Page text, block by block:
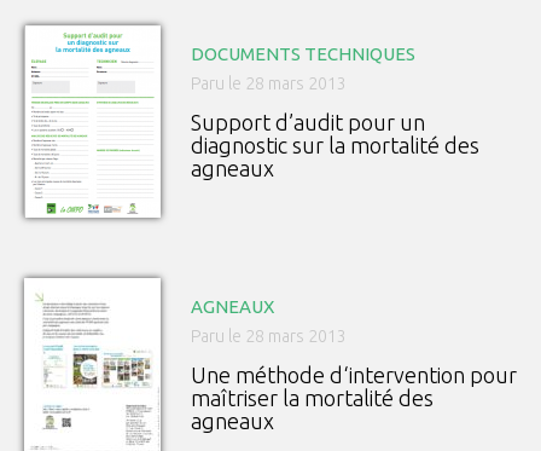
DOCUMENTS TECHNIQUES
Paru le 28 mars 2013
Support d’audit pour un
diagnostic sur la mortalité des
agneaux
AGNEAUX
Paru le 28 mars 2013
Une méthode d‘intervention pour
maîtriser la mortalité des
agneaux